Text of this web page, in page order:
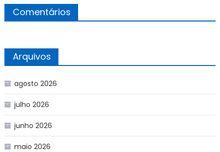
Comentários
Arquivos
agosto 2026
julho 2026
junho 2026
maio 2026